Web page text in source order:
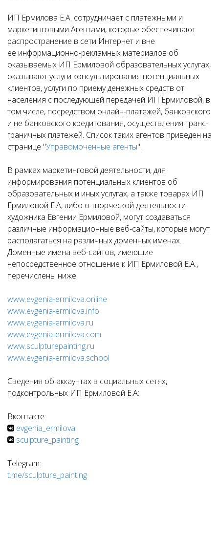
ИП Ермилова Е.А. сотрудничает с платежными и
маркетинговыми Агентами, которые обеспечивают
распространение в сети Интернет и вне
ее информационно-рекламных материалов об
оказываемых ИП Ермиловой образовательных услугах,
оказывают услуги консультирования потенциальных
клиентов, услуги по приему денежных средств от
населения с последующей передачей ИП Ермиловой, в
том числе, посредством онлайн-платежей, банковского
и не банковского кредитования, осуществления транс-
граничных платежей. Список таких агентов приведен на
странице "Управомоченные агенты".
В рамках маркетинговой деятельности, для
информирования потенциальных клиентов об
образовательных и иных услугах, а также товарах ИП
Ермиловой Е.А, либо о творческой деятельности
художника Евгении Ермиловой, могут создаваться
различные информационные веб-сайты, которые могут
располагаться на различных доменных именах.
Доменные имена веб-сайтов, имеющие
непосредственное отношение к ИП Ермиловой Е.А.,
перечислены ниже:
www.evgenia-ermilova.online
www.evgenia-ermilova.info
www.evgenia-ermilova.ru
www.evgenia-ermilova.com
www.sculpturepainting.ru
www.evgenia-ermilova.school
Сведения об аккаунтах в социальных сетях,
подконтрольных ИП Ермиловой Е.А:
Вконтакте:
evgenia_ermilova
sculpture_painting
Telegram:
t.me/sculpture_painting